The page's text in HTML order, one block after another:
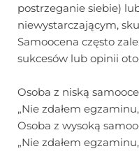
postrzeganie siebie)
niewystarczającym,
Samoocena często
sukcesów lub opinii
Osoba z niską
„Nie zdałem
Osoba z wysoką
„Nie zdałem